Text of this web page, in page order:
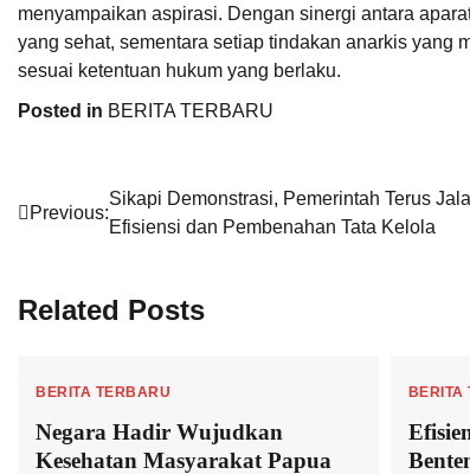
menyampaikan aspirasi. Dengan sinergi antara
yang sehat, sementara setiap tindakan anarkis yang
sesuai ketentuan hukum yang berlaku.
Posted in BERITA TERBARU
Navigasi
Previous:
Sikapi Demonstrasi, Pemerintah Terus
Efisiensi dan Pembenahan Tata Kelola
Related Posts
BERITA TERBARU
Negara Hadir Wujudkan
Kesehatan Masyarakat Papua
BERITA